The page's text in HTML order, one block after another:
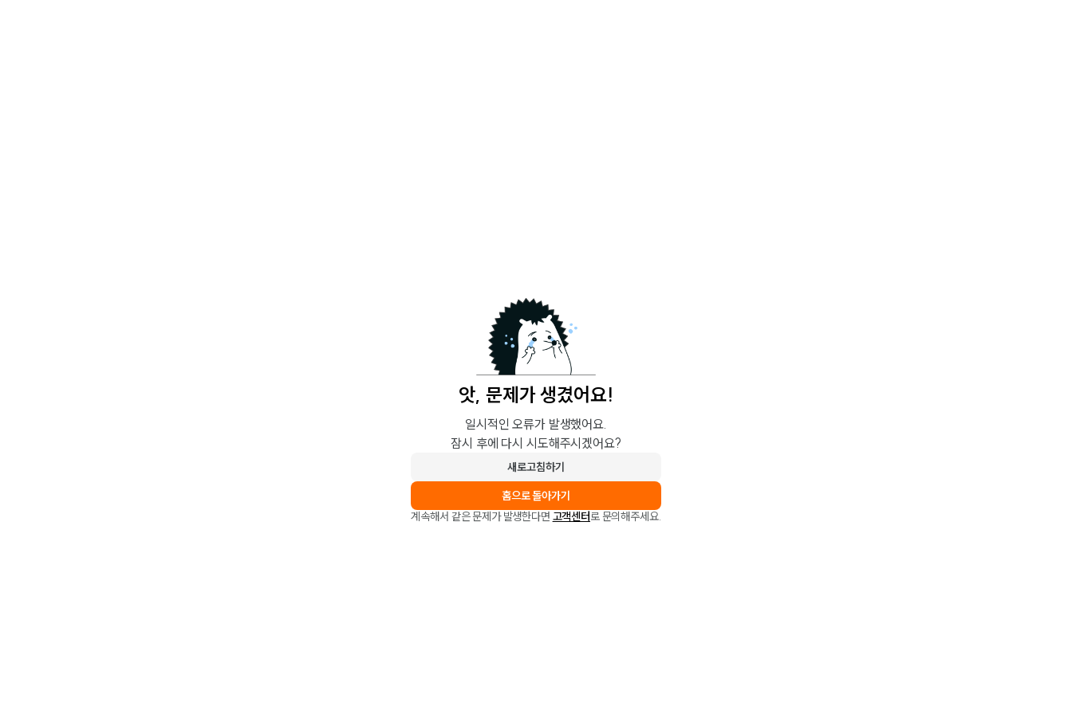
앗, 문제가 생겼어요!
일시적인 오류가 발생했어요.
잠시 후에 다시 시도해주시겠어요?
새로고침하기
홈으로 돌아가기
계속해서 같은 문제가 발생한다면 고객센터로 문의해주세요.